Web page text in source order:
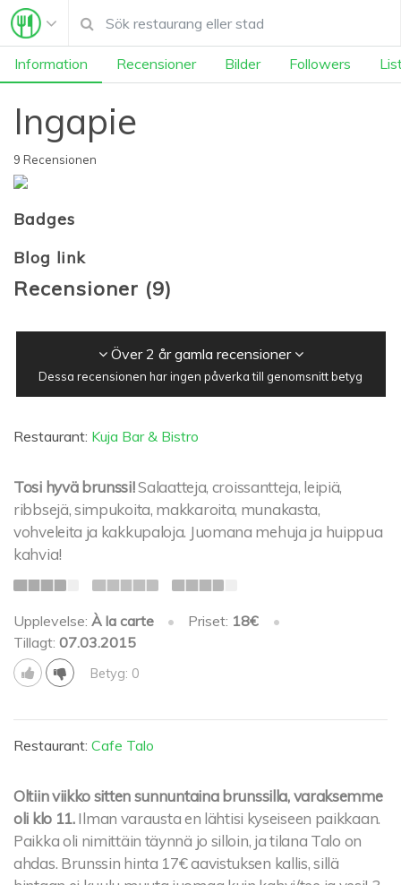
Information Recensioner Bilder Followers
Ingapie
9 Recensionen
Badges
Blog link
Recensioner (9)
Över 2 år gamla recensioner
Dessa recensionen har ingen påverka till genomsnitt betyg
Restaurant: Kuja Bar & Bistro
Tosi hyvä brunssi!Salaatteja, croissantteja, leipiä,
ribbsejä, simpukoita, makkaroita, munakasta,
vohveleita ja kakkupaloja. Juomana mehuja ja huippua
kahvia!
Upplevelse: À la carte • Priset: 18€
•
Tillagt: 07.03.2015
Betyg: 0
Restaurant: Cafe Talo
Oltiin viikko sitten sunnuntaina brunssilla, varaksemme
oli klo 11. Ilman varausta en lähtisi kyseiseen paikkaan.
Paikka oli nimittäin täynnä jo silloin, ja tilana Talo on
ahdas. Brunssin hinta 17€ aavistuksen kallis, sillä